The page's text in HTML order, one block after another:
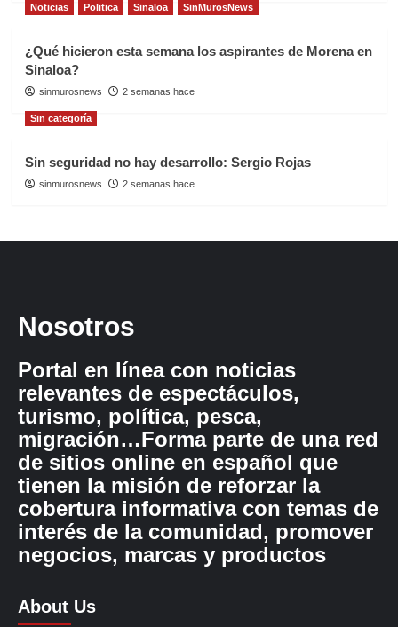
Noticias Politica Sinaloa SinMurosNews
¿Qué hicieron esta semana los aspirantes de Morena en
Sinaloa?
sinmurosnews 2 semanas hace
Sin categoría
Sin seguridad no hay desarrollo: Sergio Rojas
sinmurosnews 2 semanas hace
Nosotros
Portal en línea con noticias
relevantes de espectáculos,
turismo, política, pesca,
migración…Forma parte de una red
de sitios online en español que
tienen la misión de reforzar la
cobertura informativa con temas de
interés de la comunidad, promover
negocios, marcas y productos
About Us